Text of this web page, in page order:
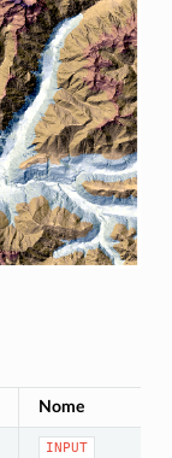
Nome
INPUT